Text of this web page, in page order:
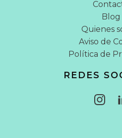
Blog
Quienes
Aviso de
Política de
REDES